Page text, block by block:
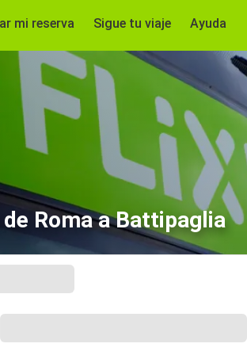
mi reserva Sigue tu viaje Ayuda
Roma a Battipaglia